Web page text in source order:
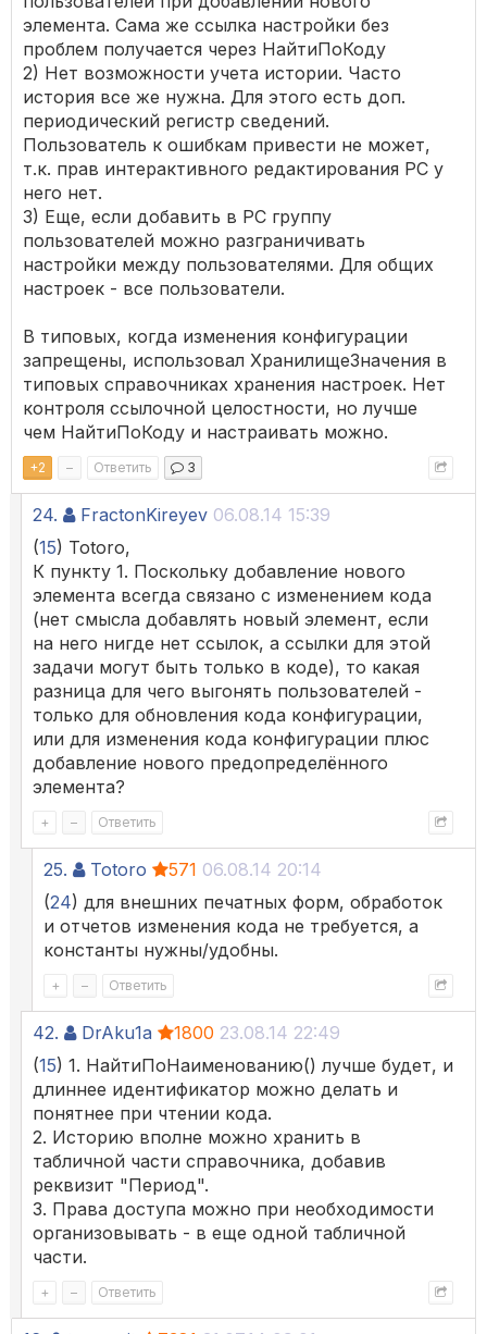
элемента. Сама же ссылка настройки без
проблем получается через НайтиПоКоду
2) Нет возможности учета истории. Часто
история все же нужна. Для этого есть доп.
периодический регистр сведений.
Пользователь к ошибкам привести не может,
т.к. прав интерактивного редактирования РС у
него нет.
3) Еще, если добавить в РС группу
пользователей можно разграничивать
настройки между пользователями. Для общих
настроек - все пользователи.
В типовых, когда изменения конфигурации
запрещены, использовал ХранилищеЗначения в
типовых справочниках хранения настроек. Нет
контроля ссылочной целостности, но лучше
чем НайтиПоКоду и настраивать можно.
+2 – Ответить 3
24. FractonKireyev 06.08.14 15:39
(15) Totoro,
К пункту 1. Поскольку добавление нового
элемента всегда связано с изменением кода
(нет смысла добавлять новый элемент, если
на него нигде нет ссылок, а ссылки для этой
задачи могут быть только в коде), то какая
разница для чего выгонять пользователей -
только для обновления кода конфигурации,
или для изменения кода конфигурации плюс
добавление нового предопределённого
элемента?
+ – Ответить
25. Totoro 571 06.08.14 20:14
(24) для внешних печатных форм, обработок
и отчетов изменения кода не требуется, а
константы нужны/удобны.
+ – Ответить
42. DrAku1a 1800 23.08.14 22:49
(15) 1. НайтиПоНаименованию() лучше будет, и
длиннее идентификатор можно делать и
понятнее при чтении кода.
2. Историю вполне можно хранить в
табличной части справочника, добавив
реквизит "Период".
3. Права доступа можно при необходимости
организовывать - в еще одной табличной
части.
+ – Ответить